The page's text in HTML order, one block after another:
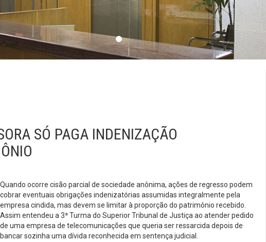
SÓ PAGA INDENIZAÇÃO
Quando ocorre cisão parcial de sociedade anônima, ações de regresso podem
cobrar eventuais obrigações indenizatórias assumidas integralmente pela
empresa cindida, mas devem se limitar à proporção do patrimônio recebido.
Assim entendeu a 3ª Turma do Superior Tribunal de Justiça ao atender pedido
de uma empresa de telecomunicações que queria ser ressarcida depois de
bancar sozinha uma dívida reconhecida em sentença judicial.